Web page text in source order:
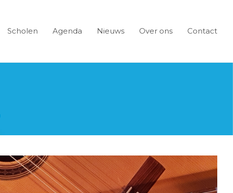
Scholen Agenda Nieuws Over ons Contact